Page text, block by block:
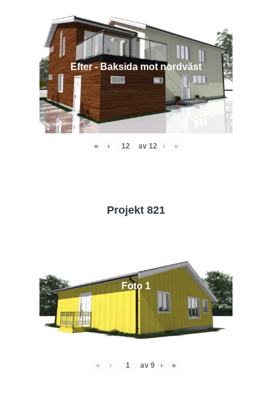
Efter - Baksida mot nordväst
« ‹ av 12 › »
Projekt 821
Foto 1
« ‹ av 9 › »